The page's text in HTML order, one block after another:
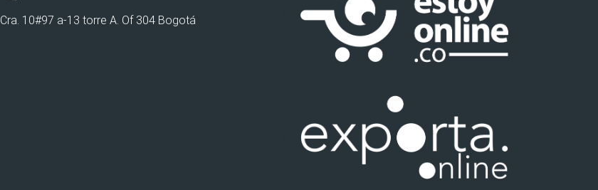
Cra. 10#97 a-13 torre A. Of 304 Bogotá